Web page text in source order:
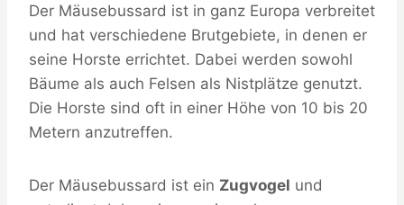
Der Mäusebussard ist in ganz Europa verbreitet
und hat verschiedene Brutgebiete, in denen er
seine Horste errichtet. Dabei werden sowohl
Bäume als auch Felsen als Nistplätze genutzt.
Die Horste sind oft in einer Höhe von 10 bis 20
Metern anzutreffen.
Der Mäusebussard ist ein Zugvogel und